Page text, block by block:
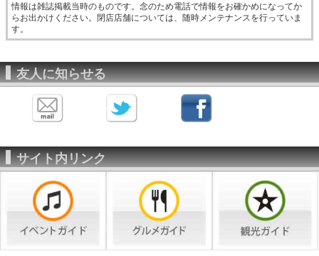
情報は雑誌掲載当時のものです。念のため電話で情報をお確かめになってか
らお出かけください。閉店店舗については、随時メンテナンスを行っていま
す。
友人に知らせる
サイト内リンク